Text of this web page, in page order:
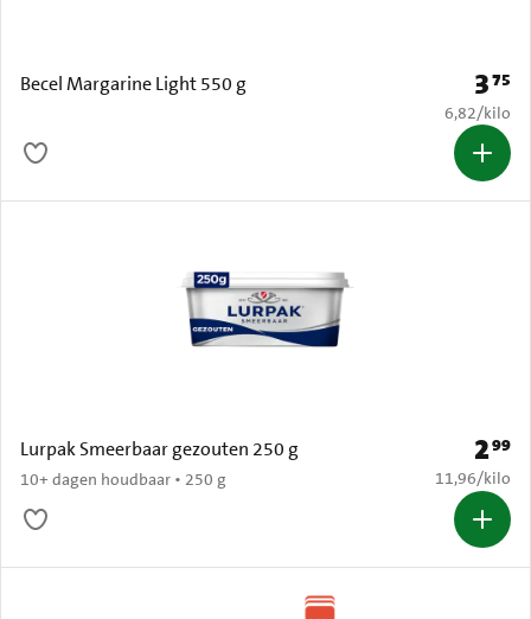
Becel Margarine Light 550 g Prijs:
375
€ 6,82 per
6,82/kilo
Lurpak Smeerbaar gezouten 250 g
10+ dagen houdbaar • 250 g
Prijs:
299
€ 11,96 per
11,96/kilo